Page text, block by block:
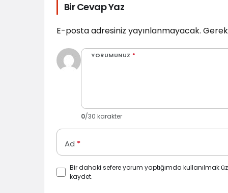
Bir Cevap Yaz
E-posta adresiniz yayınlanmayacak.
YORUMUNUZ *
0/30 karakter
Ad *
Bir dahaki sefere yorum yaptığımda kullanılmak
kaydet.